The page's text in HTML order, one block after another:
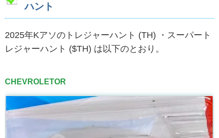
ハント
2025年Kアソのトレジャーハント (TH) ・スーパート
レジャーハント ($TH) は以下のとおり。
CHEVROLETOR